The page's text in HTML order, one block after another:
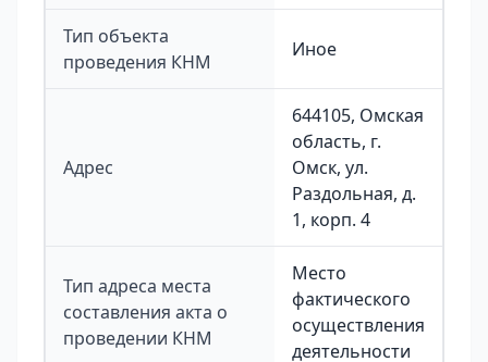
Тип объекта
проведения КНМ
Иное
Адрес
644105, Омская
область, г.
Омск, ул.
Раздольная, д.
1, корп. 4
Тип адреса места
составления акта о
проведении КНМ
Место
фактического
осуществления
деятельности